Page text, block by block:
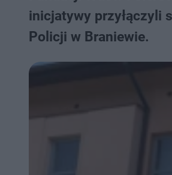
inicjatywy przyłączyli
Policji w Braniewie.